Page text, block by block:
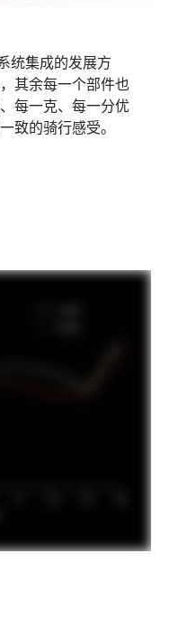
统集成的发展方
其余每一个部件也
每一克、每一分优
致的骑行感受。